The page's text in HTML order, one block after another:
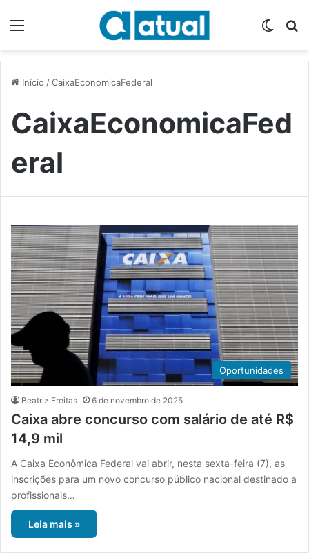
Início /CaixaEconomicaFederal
CaixaEconomicaFed
eral
Oportunidades
Beatriz Freitas 6 de novembro de 2025
Caixa abre concurso com salário de até R$
14,9 mil
A Caixa Econômica Federal vai abrir, nesta sexta-feira (7), as
inscrições para um novo concurso público nacional destinado a
profissionais…
Leia mais »